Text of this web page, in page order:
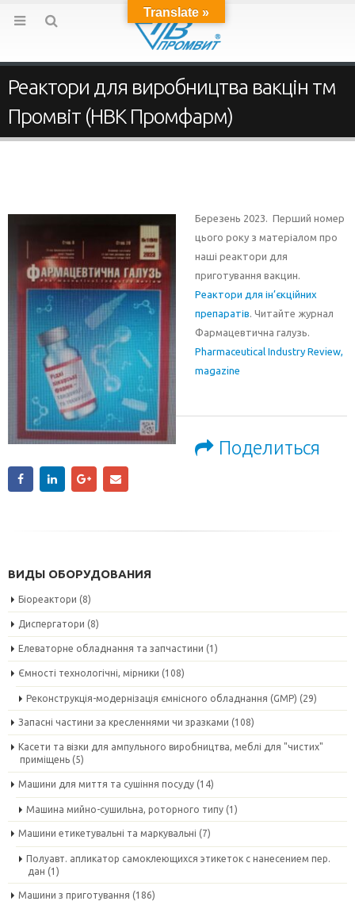
Реактори для виробництва вакцін тм
Промвіт (НВК Промфарм)
Березень 2023. Перший номер
цього року з матеріалом про
наші реактори для
приготування вакцин.
Реактори для ін’єкційних
препаратів. Читайте журнал
Фармацевтична галузь.
Pharmaceutical Industry Review,
magazine
Поделиться
ВИДЫ ОБОРУДОВАНИЯ
Біореактори (8)
Диспергатори (8)
Елеваторне обладнання та запчастини (1)
Ємності технологічні, мірники (108)
Реконструкція-модернізація ємнісного обладнання (GMP) (29)
Запасні частини за кресленнями чи зразками (108)
Касети та візки для ампульного виробництва, меблі для "чистих"
приміщень (5)
Машини для миття та сушіння посуду (14)
Машина мийно-сушильна, роторного типу (1)
Машини етикетувальні та маркувальні (7)
Полуавт. апликатор самоклеющихся этикеток с нанесением пер.
дан (1)
Машини з приготування (186)
Translate »